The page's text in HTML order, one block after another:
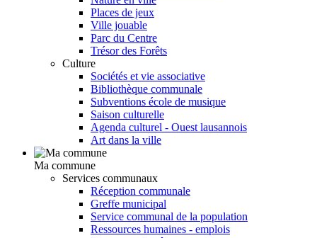
Places de jeux
Ville jouable
Parc du Centre
Trésor des Forêts
Culture
Sociétés et vie associative
Bibliothèque communale
Subventions école de musique
Saison culturelle
Agenda culturel - Ouest lausannois
Art dans la ville
Ma commune
Services communaux
Réception communale
Greffe municipal
Service communal de la population
Ressources humaines - emplois